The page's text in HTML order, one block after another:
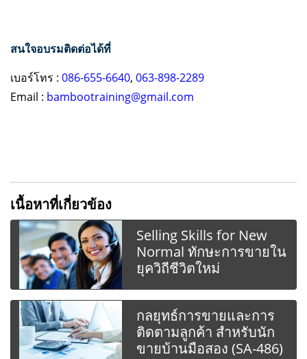
สนใจอบรมติดต่อได้ที่
เบอร์โทร : 086-655-6640, 063-898-2289
Email : bambootraining@gmail.com
เนื้อหาที่เกี่ยวข้อง
Selling Skills for New
Normal ทักษะการขายใน
ยุควิถีชีวิตใหม่
กลยุทธ์การขายและการ
ติดตามลูกค้า สำหรับนัก
ขายบ้านมือสอง (SA-486)